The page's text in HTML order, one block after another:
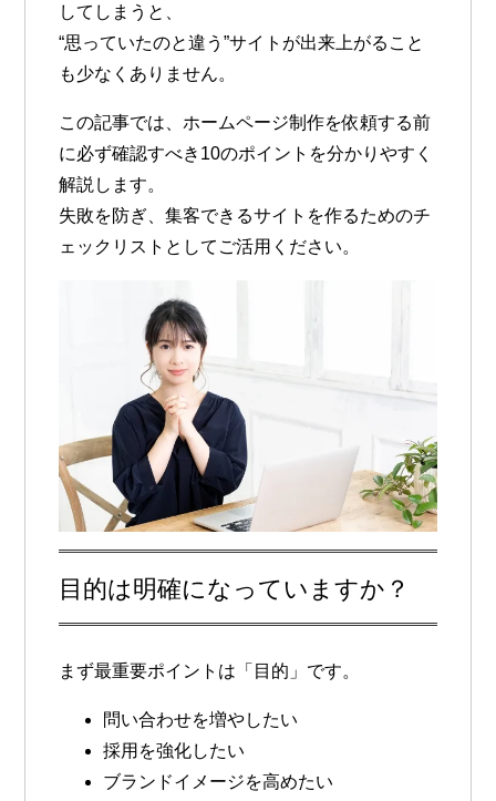
してしまうと、
“思っていたのと違う”サイト が出来上がること
も少なくありません。
この記事では、 ホームページ制作を依頼する前
に必ず確認すべき10のポイント を分かりやすく
解説します。
失敗を防ぎ、集客できるサイトを作るためのチ
ェックリストとしてご活用ください。
目的は明確になっていますか？
まず最重要ポイントは「目的」です。
問い合わせを増やしたい
採用を強化したい
ブランドイメージを高めたい